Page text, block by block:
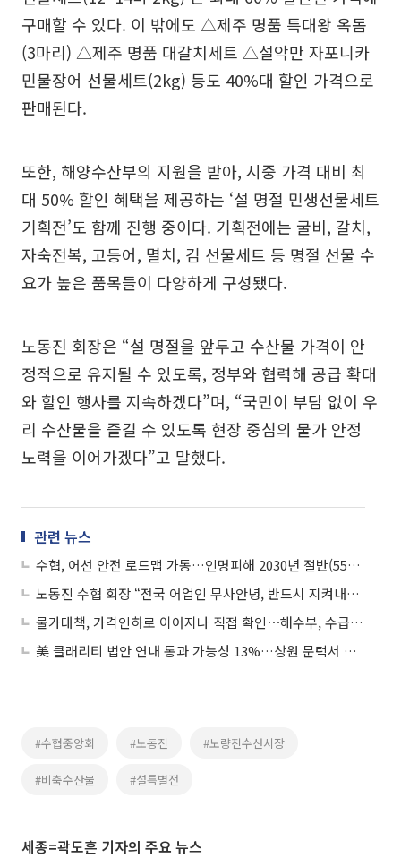
구매할 수 있다. 이 밖에도 △제주 명품 특대왕 옥돔
(3마리) △제주 명품 대갈치세트 △설악만 자포니카
민물장어 선물세트(2kg) 등도 40%대 할인 가격으로
판매된다.
또한, 해양수산부의 지원을 받아, 시중 가격 대비 최
대 50% 할인 혜택을 제공하는 ‘설 명절 민생선물세트
기획전’도 함께 진행 중이다. 기획전에는 굴비, 갈치,
자숙전복, 고등어, 멸치, 김 선물세트 등 명절 선물 수
요가 높은 품목들이 다양하게 구성됐다.
노동진 회장은 “설 명절을 앞두고 수산물 가격이 안
정적으로 유지될 수 있도록, 정부와 협력해 공급 확대
와 할인 행사를 지속하겠다”며, “국민이 부담 없이 우
리 수산물을 즐길 수 있도록 현장 중심의 물가 안정
노력을 이어가겠다”고 말했다.
관련 뉴스
수협, 어선 안전 로드맵 가동…인명피해 2030년 절반(55명)으로 줄인다
노동진 수협 회장 “전국 어업인 무사안녕, 반드시 지켜내겠다”
물가대책, 가격인하로 이어지나 직접 확인⋯해수부, 수급·물가 TF
美 클래리티 법안 연내 통과 가능성 13%…상원 문턱서 제동
#수협중앙회 #노동진 #노량진수산시장
#비축수산물 #설특별전
세종=곽도흔 기자의 주요 뉴스